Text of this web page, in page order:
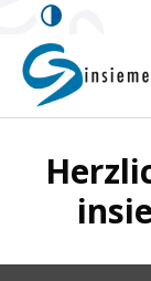
insieme